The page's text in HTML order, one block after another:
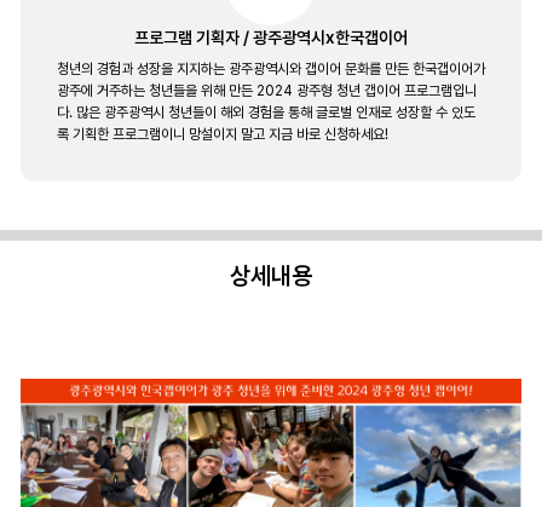
프로그램 기획자 /광주광역시x한국갭이어
청년의 경험과 성장을 지지하는 광주광역시와 갭이어 문화를 만든 한국갭이어가
광주에 거주하는 청년들을 위해 만든 2024 광주형 청년 갭이어 프로그램입니
다. 많은 광주광역시 청년들이 해외 경험을 통해 글로벌 인재로 성장할 수 있도
록 기획한 프로그램이니 망설이지 말고 지금 바로 신청하세요!
상세내용